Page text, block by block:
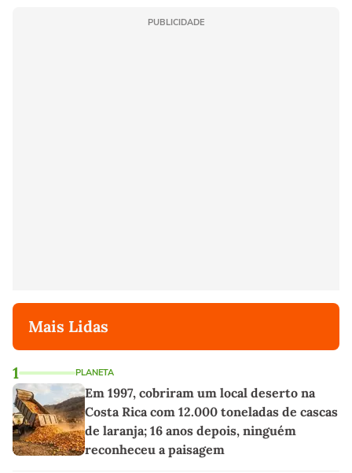
PUBLICIDADE
Mais Lidas
1 PLANETA
Em 1997, cobriram um local deserto na
Costa Rica com 12.000 toneladas de cascas
de laranja; 16 anos depois, ninguém
reconheceu a paisagem